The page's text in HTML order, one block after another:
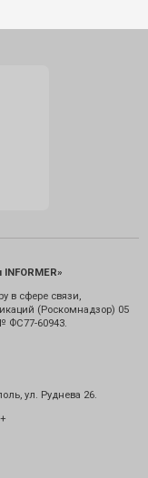
в сфере связи,
(Роскомнадзор) 05
ФС77-60943.
ул. Руднева 26.